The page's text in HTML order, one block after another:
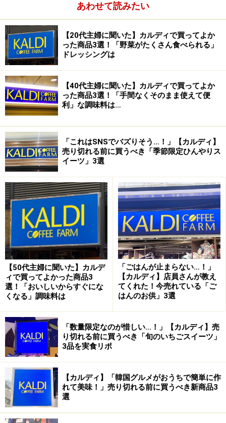
最初に紹介するのは、「鮭にんにく辣油 赤唐辛子
120g」604円（税込）。ほぐした鮭にフライドガーリッ
クをたっぷりと混ぜ込み、ピリ辛に仕上げた “食べるラ
ー油風”の新しい鮭フレークです。
こちらは、カルディでたびたび売り切れる大人気商品の
「青いにんにく辣油」と同シリーズのオリジナル商品で
す。
ガーリックが効いた、鮭フレークがぎっしり！ ごはんにの
せていただきます
ガラス瓶の中には、食べやすくほぐされた鮭フレークが
ぎっしり。ふたを開けた瞬間、にんにくとラー油の食欲
をそそる香りが広がります。
ひと口食べるだけで、ガツンと感じる辛み！ 辛いもの好き
食べると、たっぷりの鮭の身にガツンとした辛みとにん
にくの風味が染み込んでいて、辛いもの好きにはたまら
ない！ 鮭の味わいだけでなく、ごまの風味も加わり、う
ま味もしっかりと感じられます。
ごはんのお供としてはもちろん、パスタやサラダなど、
料理の具材にも幅広く使える万能調味料です。
あわせて読みたい
【20代主婦に聞いた】カルディで買ってよか
った商品3選！「野菜がたくさん食べられる」
ドレッシングは
【40代主婦に聞いた】カルディで買ってよか
った商品3選！「手間なくそのまま使えて便
利」な調味料は…
「これはSNSでバズりそう…！」【カルディ】
売り切れる前に買うべき「季節限定ひんやりス
イーツ」3選
【50代主婦に聞いた】カルデ
ィで買ってよかった商品3
選！「おいしいからすぐにな
くなる」調味料は
「ごはんが止まらない…！」
【カルディ】店員さんが教え
てくれた！今売れている「ご
はんのお供」3選
「数量限定なのが惜しい…！」【カルディ】売
り切れる前に買うべき「旬のいちごスイーツ」
3品を実食リポ
【カルディ】「韓国グルメがおうちで簡単に作
れて美味！」売り切れる前に買うべき新商品3
選